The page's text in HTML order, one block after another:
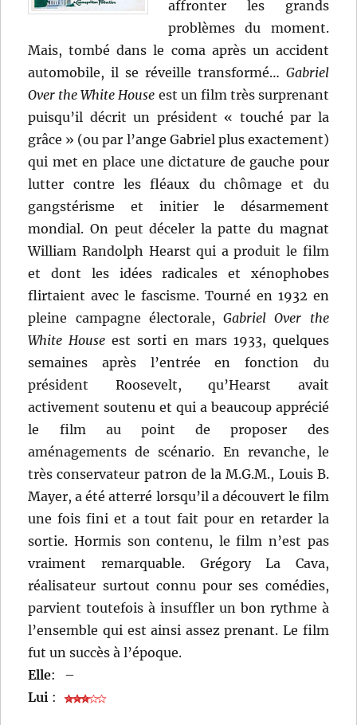
affronter les grands
problèmes du moment.
Mais, tombé dans le coma après un accident
automobile, il se réveille transformé… Gabriel
Over the White House est un film très surprenant
puisqu’il décrit un président « touché par la
grâce » (ou par l’ange Gabriel plus exactement)
qui met en place une dictature de gauche pour
lutter contre les fléaux du chômage et du
gangstérisme et initier le désarmement
mondial. On peut déceler la patte du magnat
William Randolph Hearst qui a produit le film
et dont les idées radicales et xénophobes
flirtaient avec le fascisme. Tourné en 1932 en
pleine campagne électorale,Gabriel Over the
White House est sorti en mars 1933, quelques
semaines après l’entrée en fonction du
président Roosevelt, qu’Hearst avait
activement soutenu et qui a beaucoup apprécié
le film au point de proposer des
aménagements de scénario. En revanche, le
très conservateur patron de la M.G.M., Louis B.
Mayer, a été atterré lorsqu’il a découvert le film
une fois fini et a tout fait pour en retarder la
sortie. Hormis son contenu, le film n’est pas
vraiment remarquable. Grégory La Cava,
réalisateur surtout connu pour ses comédies,
parvient toutefois à insuffler un bon rythme à
l’ensemble qui est ainsi assez prenant. Le film
fut un succès à l’époque.
Elle:
–
Lui :